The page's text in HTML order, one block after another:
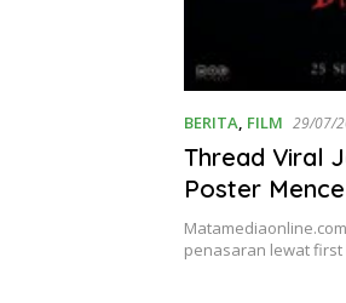
BERITA, FILM 29/07/
Thread Viral
Poster
Ibu
penasaran lewat first